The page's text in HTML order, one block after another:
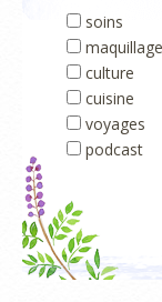
soins
maquillage
culture
cuisine
voyages
podcast